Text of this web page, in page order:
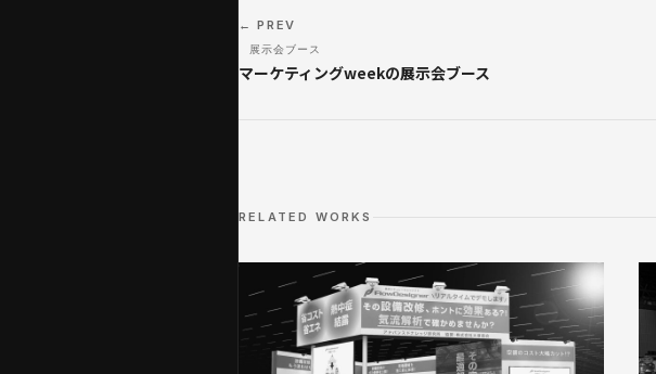
← PREV
展示会ブース
マーケティングweekの展示会ブース
RELATED WORKS